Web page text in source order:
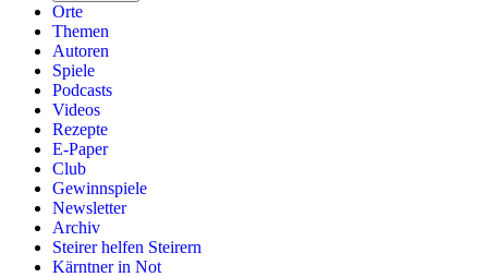
Orte
Themen
Autoren
Spiele
Podcasts
Videos
Rezepte
E-Paper
Club
Gewinnspiele
Newsletter
Archiv
Steirer helfen Steirern
Kärntner in Not